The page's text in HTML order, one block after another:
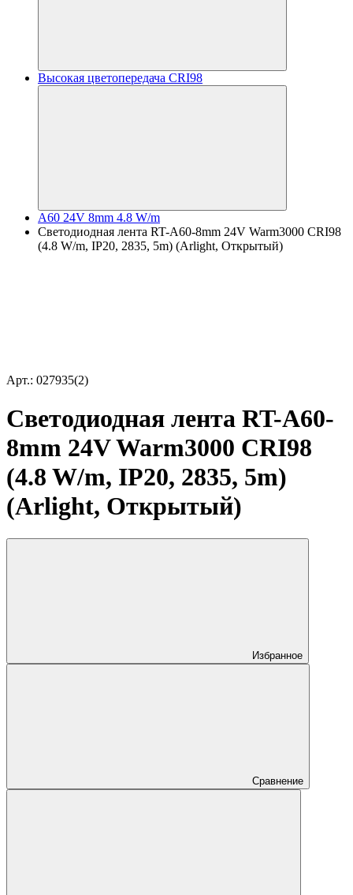
Высокая цветопередача CRI98
A60 24V 8mm 4.8 W/m
Светодиодная лента RT-A60-8mm 24V Warm3000 CRI98
(4.8 W/m, IP20, 2835, 5m) (Arlight, Открытый)
Арт.: 027935(2)
Светодиодная лента RT-A60-
8mm 24V Warm3000 CRI98
(4.8 W/m, IP20, 2835, 5m)
(Arlight, Открытый)
Избранное
Сравнение